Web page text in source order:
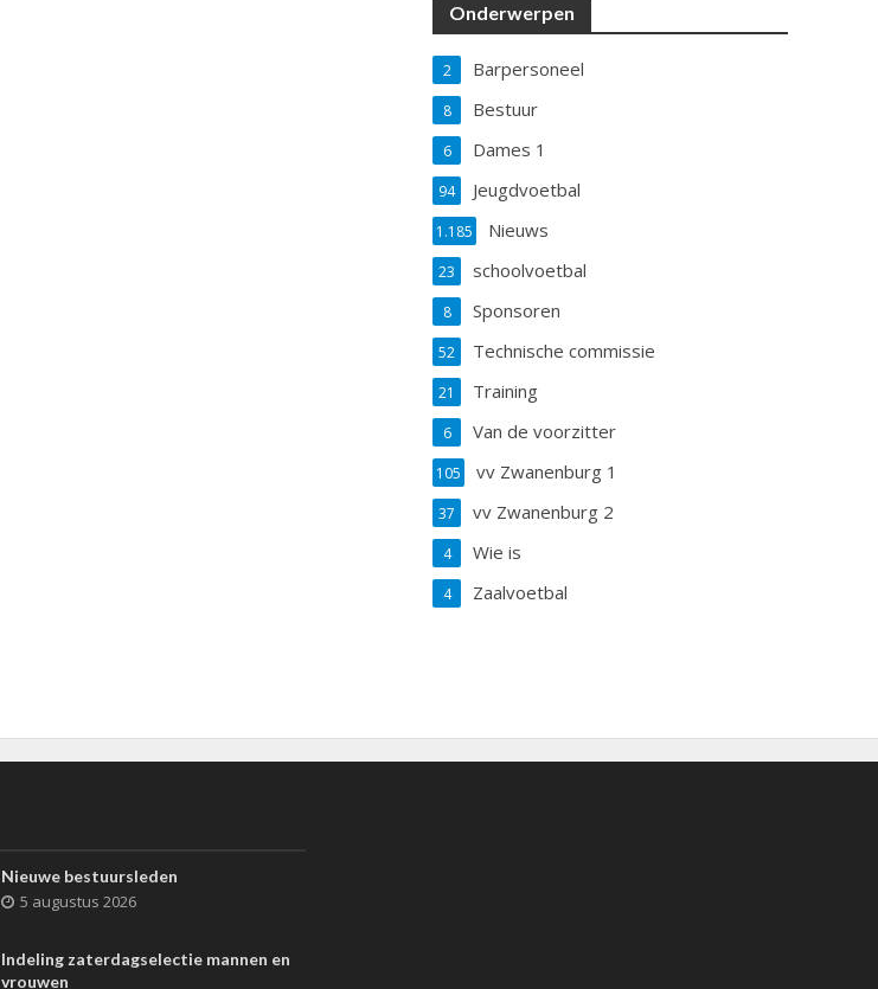
Onderwerpen
Barpersoneel
2
Bestuur
8
Dames 1
6
Jeugdvoetbal
94
Nieuws
1.185
schoolvoetbal
23
Sponsoren
8
Technische commissie
52
Training
21
Van de voorzitter
6
vv Zwanenburg 1
105
vv Zwanenburg 2
37
Wie is
4
Zaalvoetbal
4
Nieuwe bestuursleden
5 augustus 2026
Indeling zaterdagselectie mannen en
vrouwen